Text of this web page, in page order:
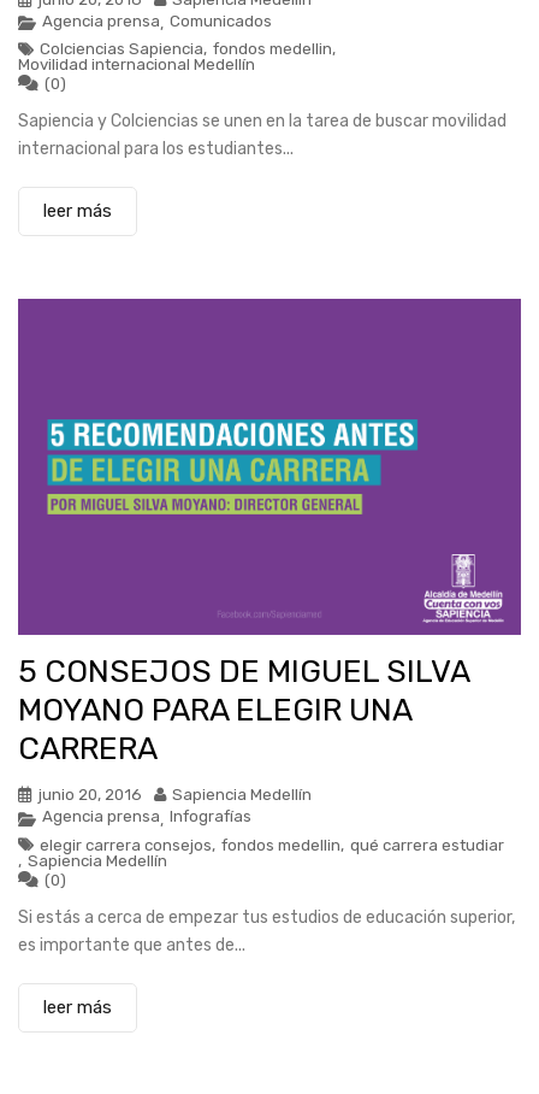
Agencia prensa, Comunicados
Colciencias Sapiencia, fondos medellin,
Movilidad internacional Medellín
(0)
Sapiencia y Colciencias se unen en la tarea de buscar movilidad
internacional para los estudiantes...
leer más
5 CONSEJOS DE MIGUEL SILVA
MOYANO PARA ELEGIR UNA
CARRERA
junio 20, 2016
Sapiencia Medellín
Agencia prensa, Infografías
elegir carrera consejos, fondos medellin, qué carrera estudiar
, Sapiencia Medellín
(0)
Si estás a cerca de empezar tus estudios de educación superior,
es importante que antes de...
leer más